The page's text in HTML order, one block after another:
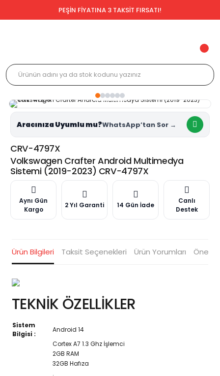
PEŞİN FİYATINA 3 TAKSİT FIRSATI!
Aracınıza Uyumlu mu?
CRV-4797X
Volkswagen Crafter Android Multimedya
Sistemi (2019-2023) CRV-4797X
Aynı Gün
Kargo
2 Yıl Garanti 14 Gün İade
Canlı
Destek
Ürün Bilgileri Taksit Seçenekleri Ürün Yorumları
TEKNİK ÖZELLİKLER
Sistem
Bilgisi :
Android 14
Cortex A7 1.3 Ghz İşlemci
2GB RAM
32GB Hafıza
.